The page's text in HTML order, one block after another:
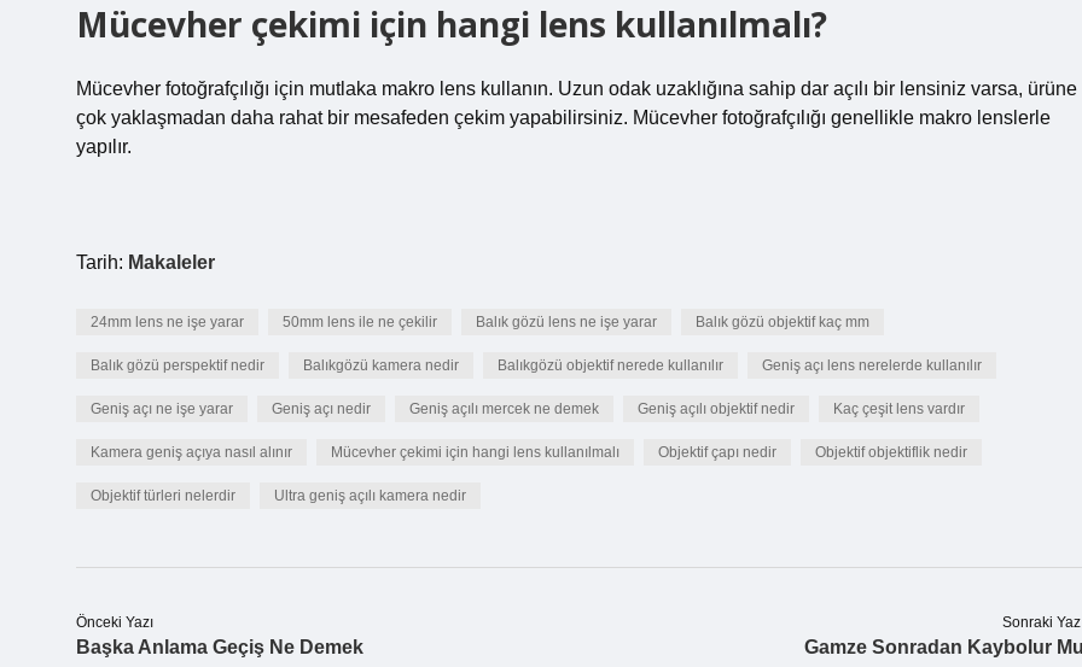
Mücevher çekimi için hangi lens kullanılmalı?
Mücevher fotoğrafçılığı için mutlaka makro lens kullanın. Uzun odak uzaklığına sahip dar açılı bir lensiniz varsa, ürüne
çok yaklaşmadan daha rahat bir mesafeden çekim yapabilirsiniz. Mücevher fotoğrafçılığı genellikle makro lenslerle
yapılır.
Tarih: Makaleler
24mm lens ne işe yarar 50mm lens ile ne çekilir Balık gözü lens ne işe yarar Balık gözü objektif kaç mm
Balık gözü perspektif nedir Balıkgözü kamera nedir Balıkgözü objektif nerede kullanılır Geniş açı lens nerelerde kullanılır
Geniş açı ne işe yarar Geniş açı nedir Geniş açılı mercek ne demek Geniş açılı objektif nedir Kaç çeşit lens vardır
Kamera geniş açıya nasıl alınır Mücevher çekimi için hangi lens kullanılmalı Objektif çapı nedir Objektif objektiflik nedir
Objektif türleri nelerdir Ultra geniş açılı kamera nedir
Önceki Yazı
Başka Anlama Geçiş Ne Demek
Sonraki
Gamze Sonradan Kaybolur